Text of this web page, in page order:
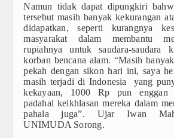
Namun tidak dapat dipungkiri
tersebut masih banyak kekurangan
didapatkan, seperti kurangnya
masyarakat dalam membantu
rupiahnya untuk saudara-saudara
korban bencana alam. “Masih
pekah dengan sikon hari ini, saya
masih terjadi di Indonesia yang
kekayaan, 1000 Rp pun enggan
padahal keikhlasan mereka dalam
pahala juga”. Ujar Iwan
UNIMUDA Sorong.